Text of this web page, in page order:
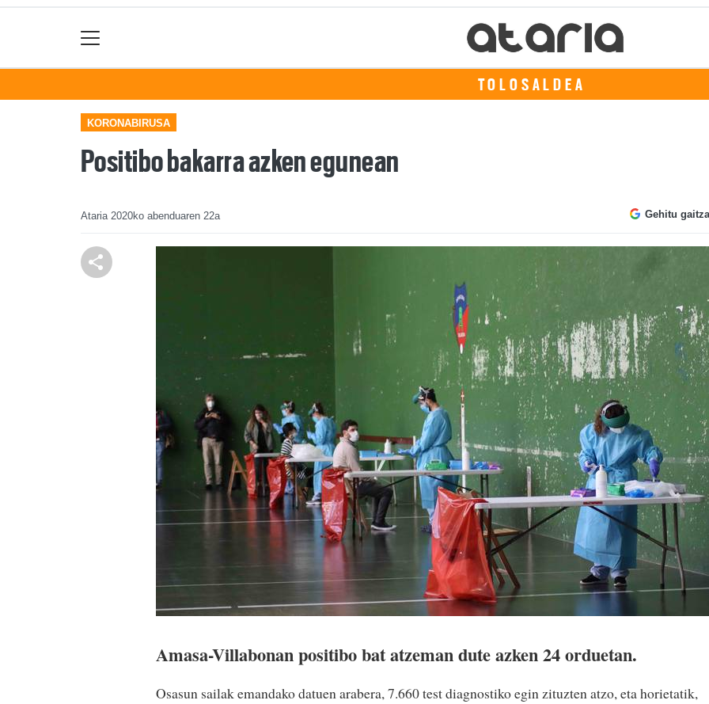
TOLOSALDEA
KORONABIRUSA
Positibo bakarra azken egunean
Ataria 2020ko abenduaren 22a Gehitu
Amasa-Villabonan positibo bat atzeman dute azken 24 orduetan.
Osasun sailak emandako datuen arabera, 7.660 test diagnostiko egin zituzten atzo, eta horietatik,